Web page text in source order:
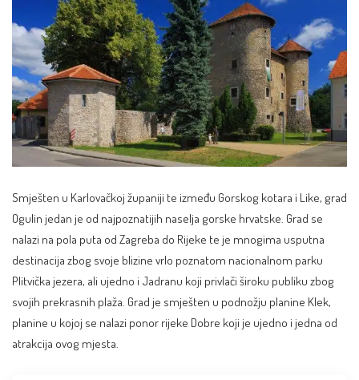
Smješten u Karlovačkoj županiji te između Gorskog kotara i Like, grad
Ogulin jedan je od najpoznatijih naselja gorske hrvatske. Grad se
nalazi na pola puta od Zagreba do Rijeke te je mnogima usputna
destinacija zbog svoje blizine vrlo poznatom nacionalnom parku
Plitvička jezera, ali ujedno i Jadranu koji privlači široku publiku zbog
svojih prekrasnih plaža. Grad je smješten u podnožju planine Klek,
planine u kojoj se nalazi ponor rijeke Dobre koji je ujedno i jedna od
atrakcija ovog mjesta.